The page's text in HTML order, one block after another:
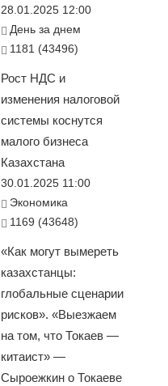
28.01.2025 12:00
День за днем
1181 (43496)
Рост НДС и
изменения налоговой
системы коснутся
малого бизнеса
Казахстана
30.01.2025 11:00
Экономика
1169 (43648)
«Как могут вымереть
казахстанцы:
глобальные сценарии
рисков». «Выезжаем
на том, что Токаев —
китаист» —
Сыроежкин о Токаеве